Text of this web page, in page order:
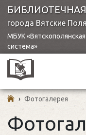
города Вятские
МБУК
система»
› Фотогалерея